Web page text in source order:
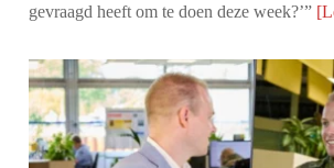
gevraagd heeft om te doen deze week?’”